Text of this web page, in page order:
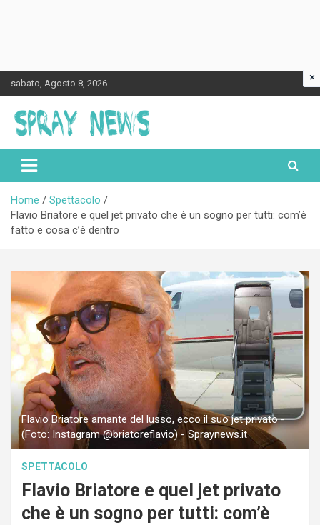
to
content
sabato, Agosto 8, 2026
Spraynews.it
Home
Spettacolo
Flavio Briatore e quel jet privato che è un sogno per tutti: com’è
fatto e cosa c’è dentro
Flavio Briatore amante del lusso, ecco il suo jet privato -
(Foto: Instagram @briatoreflavio) - Spraynews.it
SPETTACOLO
Flavio Briatore e quel jet privato
che è un sogno per tutti: com’è
×